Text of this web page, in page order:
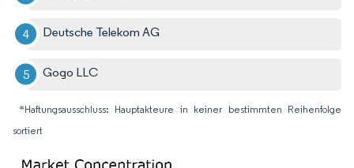
Deutsche Telekom AG
Gogo LLC
*Haftungsausschluss: Hauptakteure in keiner bestimmten Reihenfolge
sortiert